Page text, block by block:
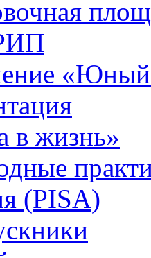
«Юный
в жизнь»
(PISA)